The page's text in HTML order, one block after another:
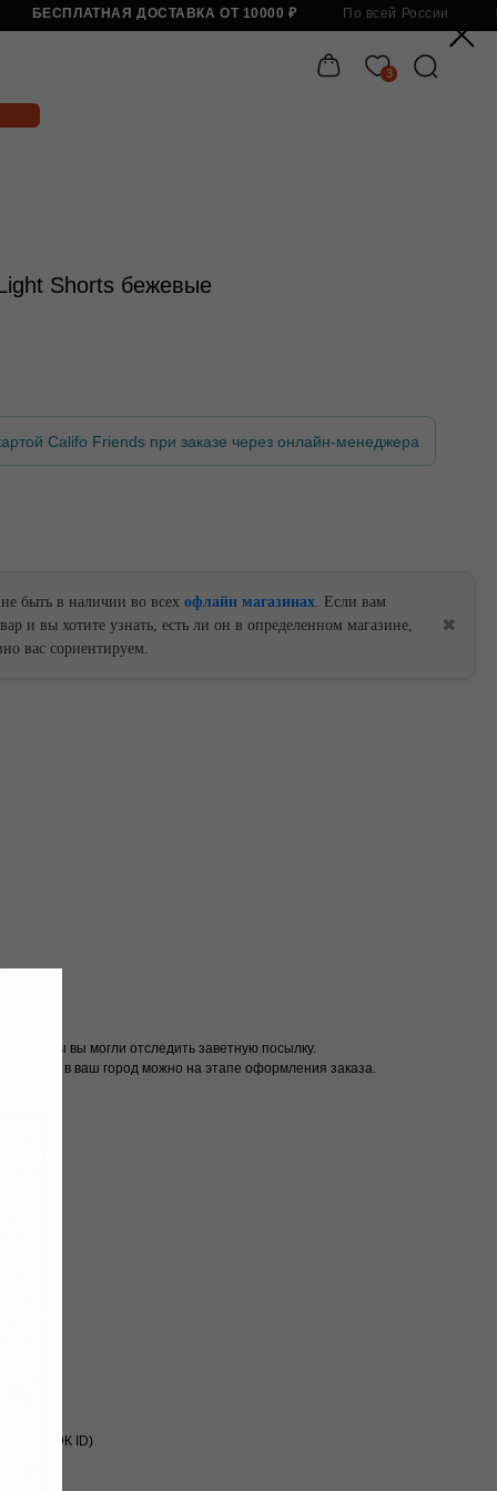
ДОСТАВКА ОТ 10000 ₽ По всей России БЕСПЛАТНАЯ
Shorts бежевые
Califo Friends при заказе через онлайн-менеджера
быть в наличии во всех офлайн магазинах. Если вам
и вы хотите узнать, есть ли он в определенном магазине,
вас сориентируем.
✖
чтобы вы могли отследить заветную посылку.
в ваш город можно на этапе оформления заказа.
нет СДЭК ID)